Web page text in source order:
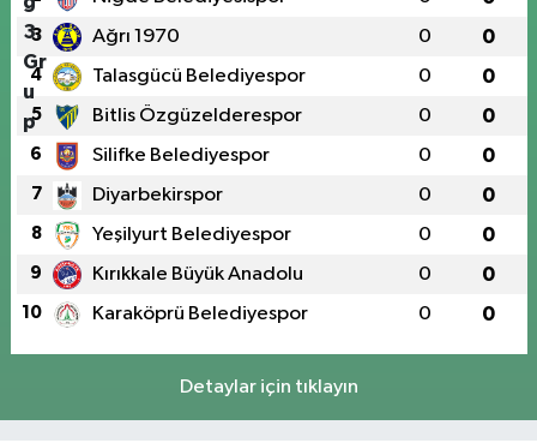
3 Ağrı 1970 0 0
4 Talasgücü Belediyespor 0 0
5 Bitlis Özgüzelderespor 0 0
6 Silifke Belediyespor 0 0
7 Diyarbekirspor 0 0
8 Yeşilyurt Belediyespor 0 0
9 Kırıkkale Büyük Anadolu 0 0
10 Karaköprü Belediyespor 0 0
Detaylar için tıklayın